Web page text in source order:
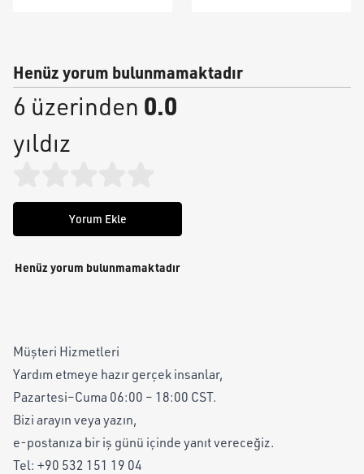
Henüz yorum bulunmamaktadır
6 üzerinden 0.0
yıldız
Yorum Ekle
Henüz yorum bulunmamaktadır
Müşteri Hizmetleri
Yardım etmeye hazır gerçek insanlar,
Pazartesi–Cuma 06:00 – 18:00 CST.
Bizi arayın veya yazın,
e-postanıza bir iş günü içinde yanıt vereceğiz.
Tel: +90 532 151 19 04